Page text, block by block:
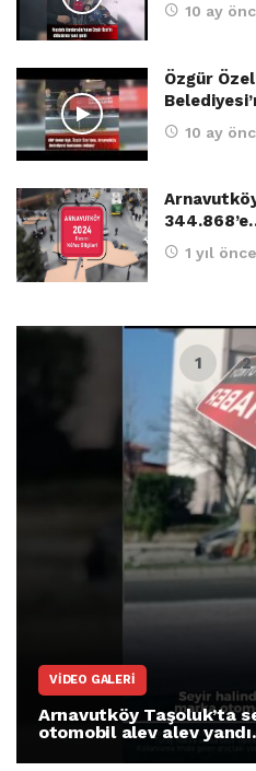
10 ay
Özgür
10 ay
1 yıl önce
VIDEO GALERI
Arnavutköy Taşoluk’ta
otomobil alev alev yandı.